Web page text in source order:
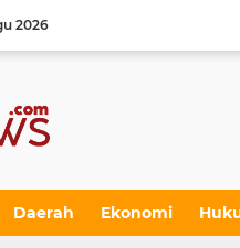
2026
Daerah Ekonomi